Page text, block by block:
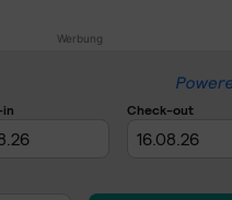
Werbung